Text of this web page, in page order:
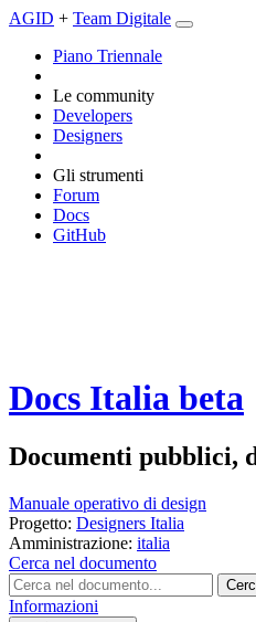
AGID + Team Digitale
Piano Triennale
Le community
Developers
Designers
Gli strumenti
Forum
Docs
GitHub
Docs Italia beta
Documenti pubblici,
Manuale operativo di design
Progetto: Designers Italia
Amministrazione: italia
Cerca nel documento
Informazioni